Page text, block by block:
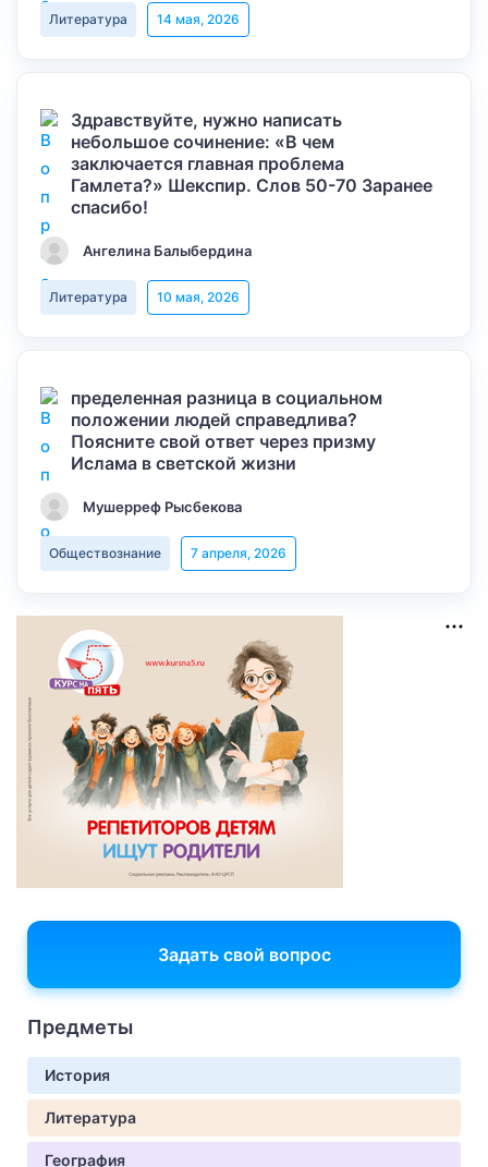
Литература 14 мая, 2026
Здравствуйте, нужно написать
небольшое сочинение: «В чем
заключается главная проблема
Гамлета?» Шекспир. Слов 50-70 Заранее
спасибо!
Ангелина Балыбердина
Литература 10 мая, 2026
пределенная разница в социальном
положении людей справедлива?
Поясните свой ответ через призму
Ислама в светской жизни
Мушерреф Рысбекова
Обществознание 7 апреля, 2026
Задать свой вопрос
Предметы
История
Литература
География